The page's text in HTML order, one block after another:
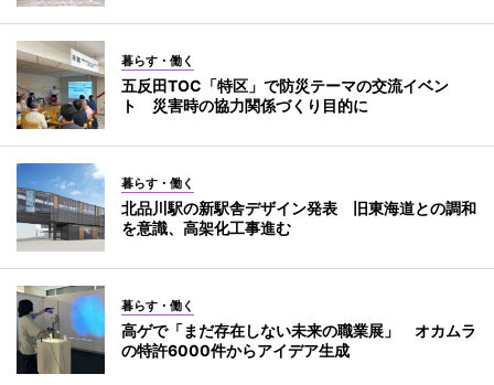
暮らす・働く
五反田TOC「特区」で防災テーマの交流イベン
ト 災害時の協力関係づくり目的に
暮らす・働く
北品川駅の新駅舎デザイン発表 旧東海道との調和
を意識、高架化工事進む
暮らす・働く
高ゲで「まだ存在しない未来の職業展」 オカムラ
の特許6000件からアイデア生成